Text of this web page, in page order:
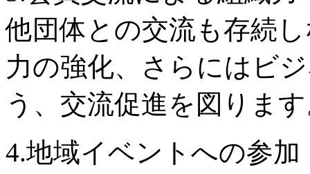
他団体との交流も存続
力の強化、さらにはビ
う、交流促進を図りま
4.地域イベントへの参加